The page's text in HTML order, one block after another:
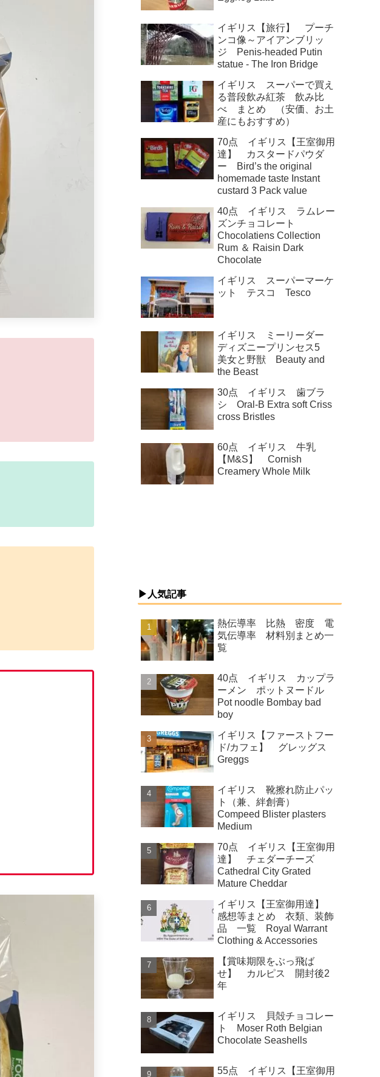
イギリス【旅行】 プーチ
ンコ像～アイアンブリッ
ジ Penis-headed Putin
statue ‐ The Iron Bridge
イギリス スーパーで買え
る普段飲み紅茶 飲み比
べ まとめ （安価、お土
産にもおすすめ）
70点 イギリス【王室御用
達】 カスタードパウダ
ー Bird’s the original
homemade taste Instant
custard 3 Pack value
40点 イギリス ラムレー
ズンチョコレート
Chocolatiens Collection
Rum ＆ Raisin Dark
Chocolate
イギリス スーパーマーケ
ット テスコ Tesco
イギリス ミーリーダー
ディズニープリンセス5
美女と野獣 Beauty and
the Beast
30点 イギリス 歯ブラ
シ Oral-B Extra soft Criss
cross Bristles
60点 イギリス 牛乳
【M&S】 Cornish
Creamery Whole Milk
▶人気記事
熱伝導率 比熱 密度 電
気伝導率 材料別まとめ一
覧
40点 イギリス カップラ
ーメン ポットヌードル
Pot noodle Bombay bad
boy
イギリス【ファーストフー
ド/カフェ】 グレッグス
Greggs
イギリス 靴擦れ防止パッ
ト（兼、絆創膏）
Compeed Blister plasters
Medium
70点 イギリス【王室御用
達】 チェダーチーズ
Cathedral City Grated
Mature Cheddar
イギリス【王室御用達】
感想等まとめ 衣類、装飾
品 一覧 Royal Warrant
Clothing & Accessories
【賞味期限をぶっ飛ば
せ】 カルピス 開封後2
年
イギリス 貝殻チョコレー
ト Moser Roth Belgian
Chocolate Seashells
55点 イギリス【王室御用